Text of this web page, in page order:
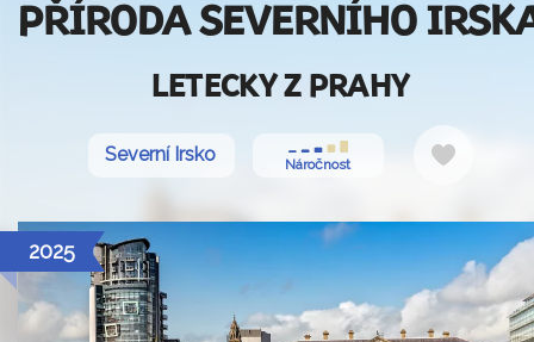
PŘÍRODA SEVERNÍHO
LETECKY Z PRAHY
Severní Irsko Náročnost
Do
2025